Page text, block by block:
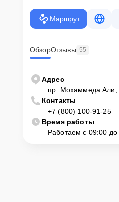
Маршрут
ОбзорОтзывы 55
Адрес
пр. Мохаммеда Али,
Контакты
+7 (800) 100-91-25
Время работы
Работаем с 09:00